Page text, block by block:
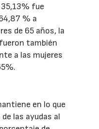
fue
% a
de 65 años, la
también
a las mujeres
en lo que
las ayudas al